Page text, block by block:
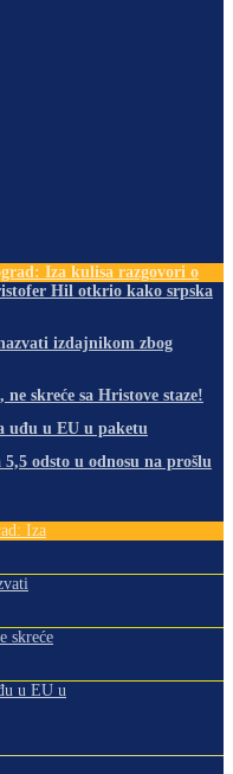
Iza kulisa razgovori o
Hil otkrio kako srpska
izdajnikom zbog
skreće sa Hristove staze!
uđu u EU u paketu
odsto u odnosu na prošlu
Iza
skreće
u EU u